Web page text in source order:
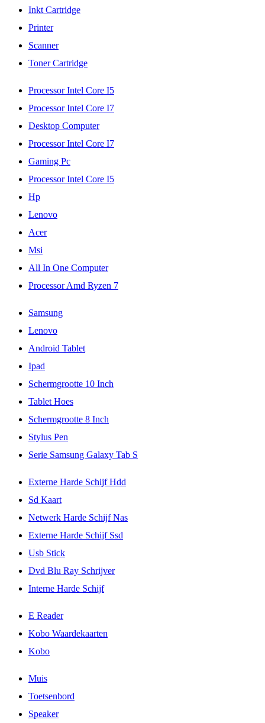
Inkt Cartridge
Printer
Scanner
Toner Cartridge
Processor Intel Core I5
Processor Intel Core I7
Desktop Computer
Processor Intel Core I7
Gaming Pc
Processor Intel Core I5
Hp
Lenovo
Acer
Msi
All In One Computer
Processor Amd Ryzen 7
Samsung
Lenovo
Android Tablet
Ipad
Schermgrootte 10 Inch
Tablet Hoes
Schermgrootte 8 Inch
Stylus Pen
Serie Samsung Galaxy Tab S
Externe Harde Schijf Hdd
Sd Kaart
Netwerk Harde Schijf Nas
Externe Harde Schijf Ssd
Usb Stick
Dvd Blu Ray Schrijver
Interne Harde Schijf
E Reader
Kobo Waardekaarten
Kobo
Muis
Toetsenbord
Speaker